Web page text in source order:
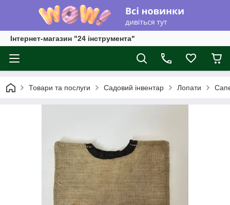
Інтернет-магазин "24 інструмента"
Товари та послуги Садовий інвентар Лопати